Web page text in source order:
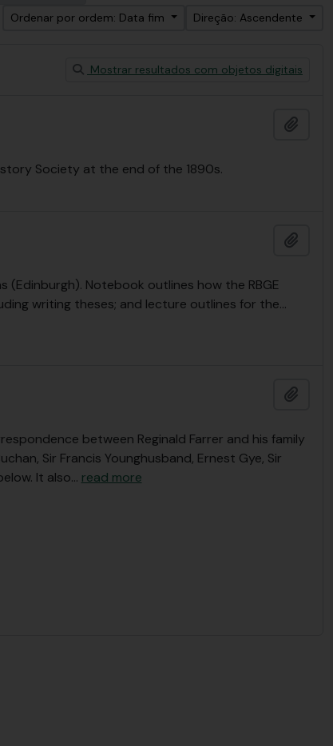
Ordenar por ordem: Data fim
Direção: Ascendente
Mostrar resultados com objetos digitais
Society at the end of the 1890s.
Notebook outlines how the RBGE
writing theses; and lecture outlines for the…
between Reginald Farrer and his family
Sir Francis Younghusband, Ernest Gye, Sir
It also… read more